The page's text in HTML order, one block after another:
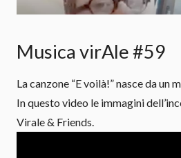
Musica virAle #59
La canzone “E voilà!” nasce da un
In questo video le immagini
Virale & Friends.